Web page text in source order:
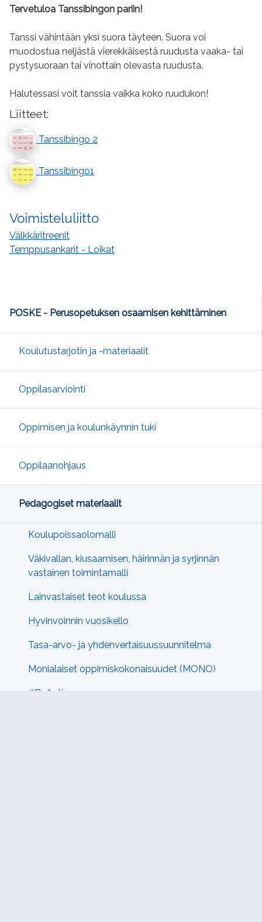
Tervetuloa Tanssibingon pariin!
Tanssi vähintään yksi suora täyteen. Suora voi
muodostua neljästä vierekkäisestä ruudusta vaaka- tai
pystysuoraan tai vinottain olevasta ruudusta.
Halutessasi voit tanssia vaikka koko ruudukon!
Liitteet:
Tanssibingo 2
Tanssibingo1
Voimisteluliitto
Välkkäritreenit
Temppusankarit - Loikat
POSKE - Perusopetuksen osaamisen kehittäminen
Koulutustarjotin ja -materiaalit
Oppilasarviointi
Oppimisen ja koulunkäynnin tuki
Oppilaanohjaus
Pedagogiset materiaalit
Koulupoissaolomalli
Väkivallan, kiusaamisen, häirinnän ja syrjinnän
vastainen toimintamalli
Lainvastaiset teot koulussa
Hyvinvoinnin vuosikello
Tasa-arvo- ja yhdenvertaisuussuunnitelma
Monialaiset oppimiskokonaisuudet (MONO)
#BeActive